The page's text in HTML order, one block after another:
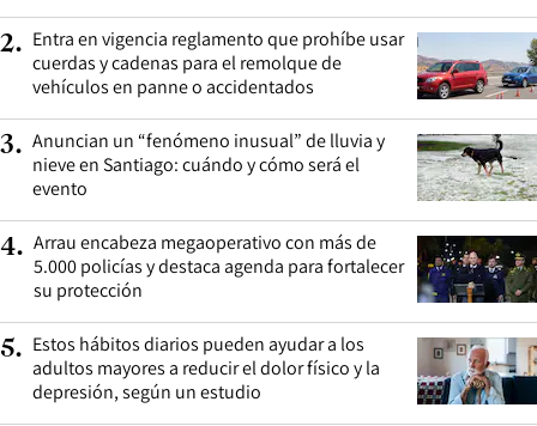
2. Entra en vigencia reglamento que prohíbe usar
cuerdas y cadenas para el remolque de
vehículos en panne o accidentados
3. Anuncian un “fenómeno inusual” de lluvia y
nieve en Santiago: cuándo y cómo será el
evento
4. Arrau encabeza megaoperativo con más de
5.000 policías y destaca agenda para fortalecer
su protección
5. Estos hábitos diarios pueden ayudar a los
adultos mayores a reducir el dolor físico y la
depresión, según un estudio